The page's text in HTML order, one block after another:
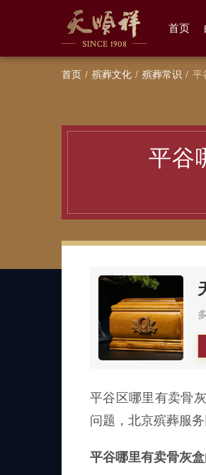
首页
首页 殡葬文化 殡葬常识 平
平谷
平谷区哪里有卖骨
问题，北京殡葬服
平谷哪里有卖骨灰盒